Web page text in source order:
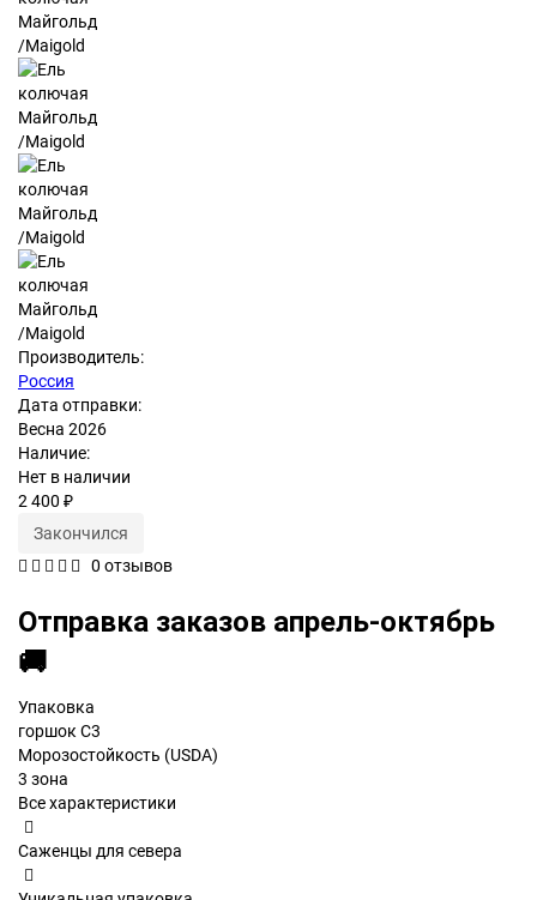
Производитель:
Россия
Дата отправки:
Весна 2026
Наличие:
Нет в наличии
2 400 ₽
Закончился
0 отзывов
Отправка заказов апрель-октябрь
🚚
Упаковка
горшок С3
Морозостойкость (USDA)
3 зона
Все характеристики
Саженцы для севера